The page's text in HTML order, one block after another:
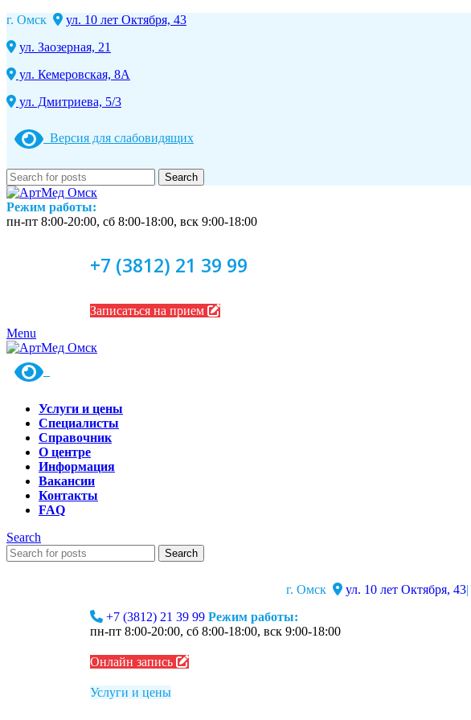
г. Омск
ул. 10 лет Октября, 43
ул. Заозерная, 21
ул. Кемеровская, 8А
ул. Дмитриева, 5/3
Версия для слабовидящих
Search
Режим работы:
пн-пт 8:00-20:00, сб 8:00-18:00, вск 9:00-18:00
+7 (3812) 21 39 99
Записаться на прием
Menu
Услуги и цены
Специалисты
Справочник
О центре
Информация
Вакансии
Контакты
FAQ
Search
Search
г. Омск ул. 10 лет Октября, 43|
+7 (3812) 21 39 99 Режим работы:
пн-пт 8:00-20:00, сб 8:00-18:00, вск 9:00-18:00
Онлайн запись
Услуги и цены